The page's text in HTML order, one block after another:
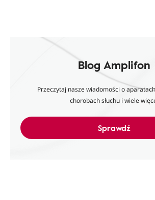
Blog Amplifon
Przeczytaj nasze wiadomości o
chorobach słuchu i wiele
Sprawdź